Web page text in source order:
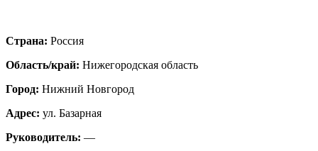
Страна: Россия
Область/край: Нижегородская область
Город: Нижний Новгород
Адрес: ул. Базарная
Руководитель: —